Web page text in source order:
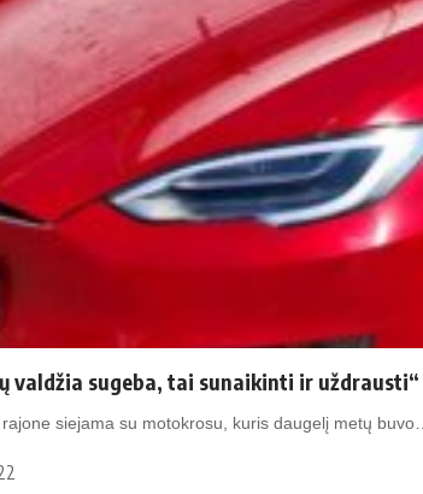
valdžia sugeba, tai sunaikinti ir uždrausti“
rajone siejama su motokrosu, kuris daugelį metų buvo…